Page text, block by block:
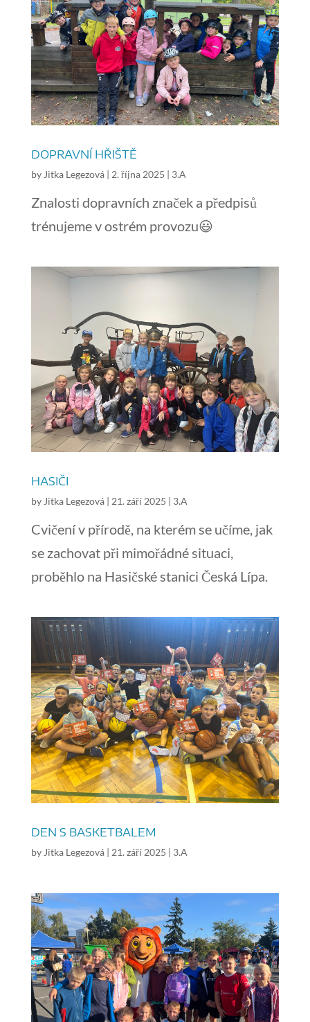
DOPRAVNÍ HŘIŠTĚ
by Jitka Legezová| 2. října 2025 | 3.A
Znalosti dopravních značek a předpisů
trénujeme v ostrém provozu😃
HASIČI
byJitka Legezová| 21. září 2025 | 3.A
Cvičení v přírodě, na kterém se učíme, jak
se zachovat při mimořádné situaci,
proběhlo na Hasičské stanici Česká Lípa.
DEN S BASKETBALEM
by Jitka Legezová| 21. září 2025 | 3.A